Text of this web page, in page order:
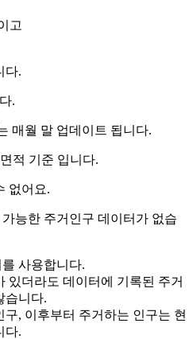
고
다.
.
매월 말 업데이트 됩니다.
적 기준 입니다.
없어요.
능한 주거인구 데이터가 없습
사용합니다.
있더라도 데이터에 기록된 주거
습니다.
구, 이후부터 주거하는 인구는 현
다.